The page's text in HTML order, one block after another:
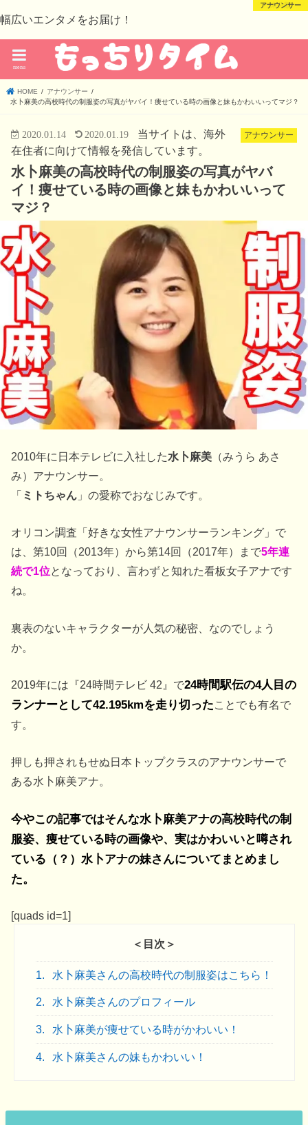
幅広いエンタメをお届け！
menu
HOME
アナウンサー
水卜麻美の高校時代の制服姿の写真がヤバイ！痩せている時の画像と妹もかわいいってマジ？
アナウンサー
2020.01.14 2020.01.19
当サイトは、海外
在住者に向けて情報を発信しています。
水卜麻美の高校時代の制服姿の写真がヤバ
イ！痩せている時の画像と妹もかわいいって
マジ？
2010年に日本テレビに入社した水卜麻美 （みうら あさ
み）アナウンサー。
「 ミトちゃん 」の愛称でおなじみです。
オリコン調査「好きな女性アナウンサーランキング」で
は、第10回（2013年）から第14回（2017年）まで5年連
続で1位となっており、言わずと知れた看板女子アナです
ね。
裏表のないキャラクターが人気の秘密、なのでしょう
か。
2019年には『24時間テレビ 42』で24時間駅伝の4人目の
ランナーとして42.195kmを走り切ったことでも有名で
す。
押しも押されもせぬ日本トップクラスのアナウンサーで
ある水卜麻美アナ。
今やこの記事ではそんな水卜麻美アナの高校時代の制
服姿、痩せている時の画像や、実はかわいいと噂され
ている（？） 水卜アナの妹さんについてまとめまし
た。
[quads id=1]
＜目次＞
1. 水卜麻美さんの高校時代の制服姿はこちら！
2. 水卜麻美さんのプロフィール
3. 水卜麻美が痩せている時がかわいい！
4. 水卜麻美さんの妹もかわいい！
芸能・スポーツ
芸能・スポーツ
未分類
アナウンサー